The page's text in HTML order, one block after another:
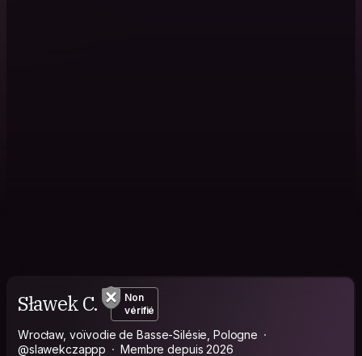
Sławek C.
Non
vérifié
Wrocław, voïvodie de Basse-Silésie, Pologne
@slawekczappp
Membre depuis 2026